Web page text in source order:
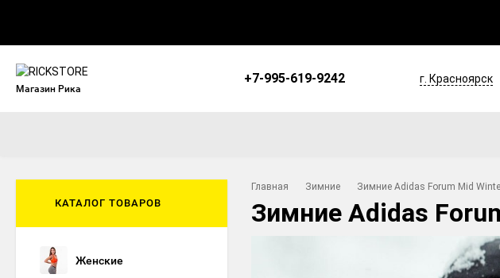
Магазин Рика
+7-995-619-9242 г. Красноярск
Главная Зимние Зимние Adidas Forum Mid
Зимние Adidas
КАТАЛОГ ТОВАРОВ
Женские